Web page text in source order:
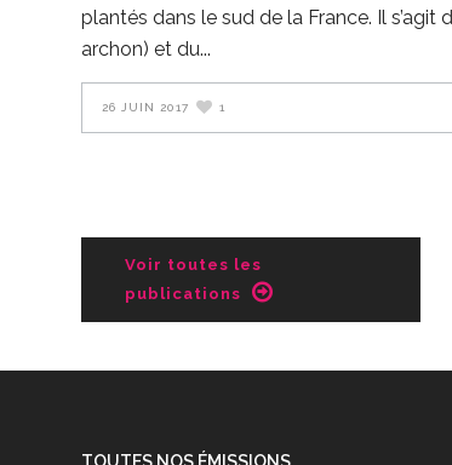
plantés dans le sud de la France. Il
archon) et du
26 JUIN 2017 1
Voir toutes les
publications